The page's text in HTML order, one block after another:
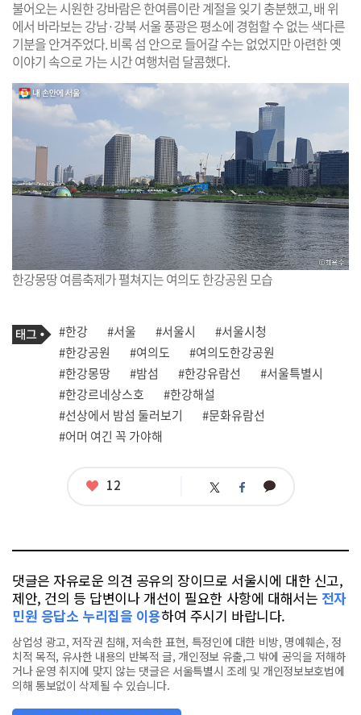
불어오는 시원한 강바람은 한여름이란 계절을 잊기 충분했고, 배 위
에서 바라보는 강남·강북 서울 풍광은 평소에 경험할 수 없는 색다른
기분을 안겨주었다. 비록 섬 안으로 들어갈 수는 없었지만 아련한 옛
이야기 속으로 가는 시간 여행처럼 달콤했다.
한강몽땅 여름축제가 펼쳐지는 여의도 한강공원 모습
기
사
관
련
태
그
태
그
#한강 #서울 #서울시
#서울시청
#한강공원
#여의도
#여의도한강공원
#한강몽땅
#밤섬 #한강유람선
#서울특별시
#한강르네상스호
#한강해설
#선상에서 밤섬 둘러보기
#문화유람선
#어머 여긴 꼭 가야해
좋
12 트 페 카
댓글은 자유로운 의견 공유의 장이므로 서울시에 대한 신고,
제안, 건의 등 답변이나 개선이 필요한 사항에 대해서는 전자
민원 응답소 누리집을 이용하여 주시기 바랍니다.
상업성 광고, 저작권 침해, 저속한 표현, 특정인에 대한 비방, 명예훼손, 정
치적 목적, 유사한 내용의 반복적 글, 개인정보 유출,그 밖에 공익을 저해하
거나 운영 취지에 맞지 않는 댓글은 서울특별시 조례 및 개인정보보호법에
의해 통보없이 삭제될 수 있습니다.